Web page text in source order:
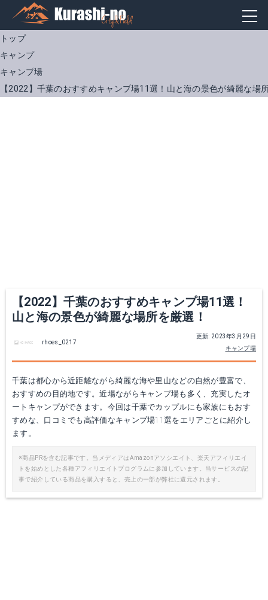
トップ
キャンプ
キャンプ場
【2022】千葉のおすすめキャンプ場11選！山と海の景色が綺麗な場
【2022】千葉のおすすめキャンプ場11選！
山と海の景色が綺麗な場所を厳選！
更新: 2023年3月29日
キャンプ場
rhoes_0217
千葉は都心から近距離ながら綺麗な海や里山などの自然が豊富で、
おすすめの目的地です。近場ながらキャンプ場も多く、充実したオ
ートキャンプができます。今回は千葉でカップルにも家族にもおす
すめな、口コミでも高評価なキャンプ場11選をエリアごとに紹介し
ます。
※商品PRを含む記事です。当メディアはAmazonアソシエイト、楽天アフィリエイ
トを始めとした各種アフィリエイトプログラムに参加しています。当サービスの記
事で紹介している商品を購入すると、売上の一部が弊社に還元されます。